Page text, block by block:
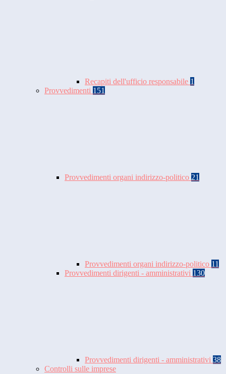
Recapiti dell'ufficio responsabile 1
Provvedimenti 151
Provvedimenti organi indirizzo-politico 21
Provvedimenti organi indirizzo-politico 11
Provvedimenti dirigenti - amministrativi 130
Provvedimenti dirigenti - amministrativi 38
Controlli sulle imprese